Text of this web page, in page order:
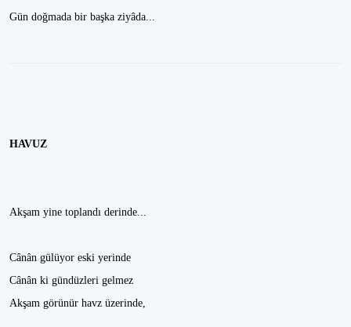
Gün doğmada bir başka ziyâda...
HAVUZ
Akşam yine toplandı derinde...
Cânân gülüyor eski yerinde
Cânân ki gündüzleri gelmez
Akşam görünür havz üzerinde,